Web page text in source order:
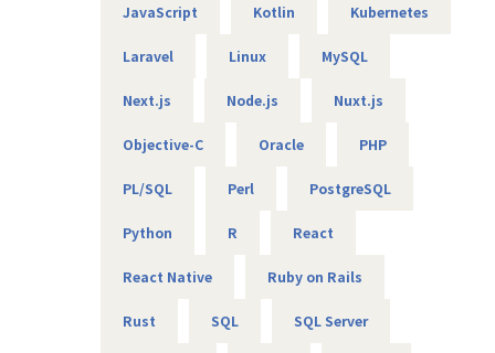
★基本給がベースUPしていく
基本給で勝負している会社です！技術手当等で大きく見せ
昇給は、基本給を上げていくため、賞与や残業代も必然的
スタンバイ期間は、しっかりJ-collegeにて研修を準備。
して放置しない会社です。
（AIエンジニアコース/IT パスポート試験+基本情報技術者試
JavaScript Kotlin Kubernetes
Laravel Linux MySQL
Next.js Node.js Nuxt.js
Objective-C Oracle PHP
PL/SQL Perl PostgreSQL
Python R React
React Native Ruby on Rails
Rust SQL SQL Server